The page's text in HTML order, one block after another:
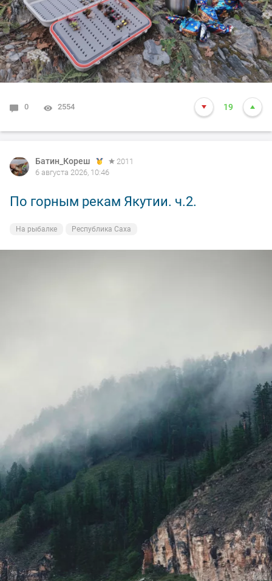
0 2554 19
Батин_Кореш
2011
6 августа 2026, 10:46
По горным рекам Якутии. ч.2.
На рыбалке Республика Саха